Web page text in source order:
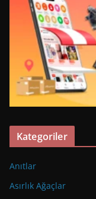
Kategoriler
Anıtlar
Asırlık Ağaçlar